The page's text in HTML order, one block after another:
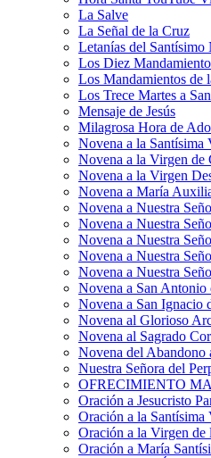
La Salve
La Señal de la Cruz
Letanías del Santísimo
Los Diez
Los Mandamientos de
Los Trece Martes a
Mensaje de Jesús
Milagrosa Hora de
Novena a la
Novena a la Virgen de
Novena a la Virgen
Novena a María
Novena a Nuestra
Novena a Nuestra
Novena a Nuestra
Novena a Nuestra
Novena a Nuestra
Novena a San Antonio
Novena a San Ignacio
Novena al Glorioso
Novena al Sagrado
Novena del Abandono
Nuestra Señora del
OFRECIMIENTO
Oración a Jesucristo
Oración a la Santísima
Oración a la Virgen de
Oración a María